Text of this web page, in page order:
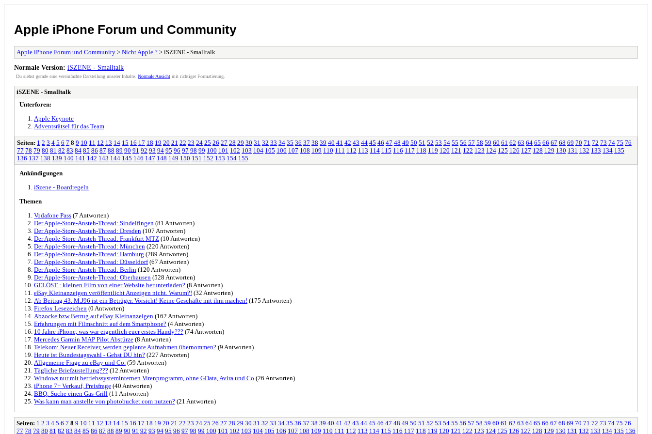
Apple iPhone Forum und Community
Apple iPhone Forum und Community > Nicht Apple ? > iSZENE - Smalltalk
Normale Version: iSZENE - Smalltalk
Du siehst gerade eine vereinfachte Darstellung unserer Inhalte. Normale Ansicht mit richtiger Formatierung.
iSZENE - Smalltalk
Unterforen:
Apple Keynote
Adventsrätsel für das Team
Seiten: 1 2 3 4 5 6 7 8 9 10 11 12 13 14 15 16 17 18 19 20 21 22 23 24 25 26 27 28 29 30 31 32 33 34 35 36 37 38 39 40 41 42 43 44 45 46 47 48 49 50 51 52 53 54 55 56 57 58 59 60 61 62 63 64 65 66 67 68 69 70 71 72 73 74 75 76
77 78 79 80 81 82 83 84 85 86 87 88 89 90 91 92 93 94 95 96 97 98 99 100 101 102 103 104 105 106 107 108 109 110 111 112 113 114 115 116 117 118 119 120 121 122 123 124 125 126 127 128 129 130 131 132 133 134 135
136 137 138 139 140 141 142 143 144 145 146 147 148 149 150 151 152 153 154 155
Ankündigungen
iSzene - Boardregeln
Themen
Vodafone Pass (7 Antworten)
Der Apple-Store-Ansteh-Thread: Sindelfingen (81 Antworten)
Der Apple-Store-Ansteh-Thread: Dresden (107 Antworten)
Der Apple-Store-Ansteh-Thread: Frankfurt MTZ (10 Antworten)
Der Apple-Store-Ansteh-Thread: München (220 Antworten)
Der Apple-Store-Ansteh-Thread: Hamburg (289 Antworten)
Der Apple-Store-Ansteh-Thread: Düsseldorf(67 Antworten)
Der Apple-Store-Ansteh-Thread: Berlin (120 Antworten)
Der Apple-Store-Ansteh-Thread: Oberhausen (528 Antworten)
GELÖST : kleinen Film von einer Website herunterladen? (8 Antworten)
eBay Kleinanzeigen veröffentlicht Anzeigen nicht. Warum?! (32 Antworten)
Ab Beitrag 43. M.J96 ist ein Betrüger. Vorsicht! Keine Geschäfte mit ihm machen! (175 Antworten)
Firefox Lesezeichen (0 Antworten)
Abzocke bzw Betrug auf eBay Kleinanzeigen (162 Antworten)
Erfahrungen mit Filmschnitt auf dem Smartphone? (4 Antworten)
10 Jahre iPhone, was war eigentlich euer erstes Handy??? (74 Antworten)
Mercedes Garmin MAP Pilot Abstürze (8 Antworten)
Telekom: Neuer Receiver, werden geplante Aufnahmen übernommen? (9 Antworten)
Heute ist Bundestagswahl - Gehst DU hin? (227 Antworten)
Allgemeine Frage zu eBay und Co. (59 Antworten)
Tägliche Briefzustellung??? (12 Antworten)
Windows nur mit betriebssysteminternen Virenprogramm, ohne GData, Avira und Co (26 Antworten)
iPhone 7+ Verkauf, Preisfrage (40 Antworten)
BBQ: Suche einen Gas-Grill (11 Antworten)
Was kann man anstelle von photobucket.com nutzen? (21 Antworten)
Seiten: 1 2 3 4 5 6 7 8 9 10 11 12 13 14 15 16 17 18 19 20 21 22 23 24 25 26 27 28 29 30 31 32 33 34 35 36 37 38 39 40 41 42 43 44 45 46 47 48 49 50 51 52 53 54 55 56 57 58 59 60 61 62 63 64 65 66 67 68 69 70 71 72 73 74 75 76
77 78 79 80 81 82 83 84 85 86 87 88 89 90 91 92 93 94 95 96 97 98 99 100 101 102 103 104 105 106 107 108 109 110 111 112 113 114 115 116 117 118 119 120 121 122 123 124 125 126 127 128 129 130 131 132 133 134 135 136